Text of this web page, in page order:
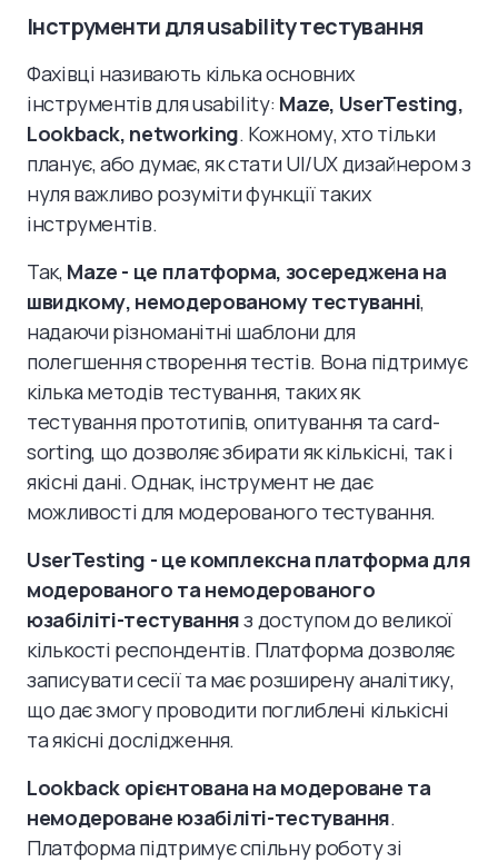
Інструменти для usability тестування
Фахівці називають кілька основних
інструментів для usability: Maze, UserTesting,
Lookback, networking. Кожному, хто тільки
планує, або думає, як стати UI/UX дизайнером з
нуля важливо розуміти функції таких
інструментів.
Так, Maze - це платформа, зосереджена на
швидкому, немодерованому тестуванні,
надаючи різноманітні шаблони для
полегшення створення тестів. Вона підтримує
кілька методів тестування, таких як
тестування прототипів, опитування та card-
sorting, що дозволяє збирати як кількісні, так і
якісні дані. Однак, інструмент не дає
можливості для модерованого тестування.
UserTesting - це комплексна платформа для
модерованого та немодерованого
юзабіліті-тестуванняз доступом до великої
кількості респондентів. Платформа дозволяє
записувати сесії та має розширену аналітику,
що дає змогу проводити поглиблені кількісні
та якісні дослідження.
Lookback орієнтована на модероване та
немодероване юзабіліті-тестування.
Платформа підтримує спільну роботу зі